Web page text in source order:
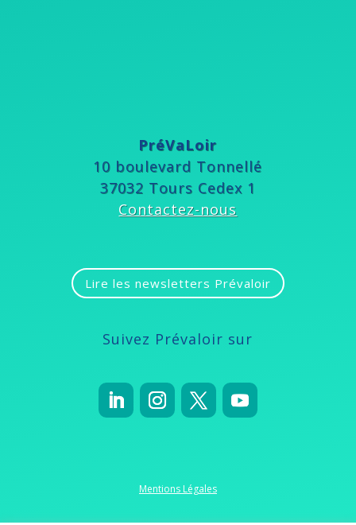
PréVaLoir
10 boulevard Tonnellé
37032 Tours Cedex 1
Contactez-nous
Lire les newsletters Prévaloir
Suivez Prévaloir sur
Mentions Légales